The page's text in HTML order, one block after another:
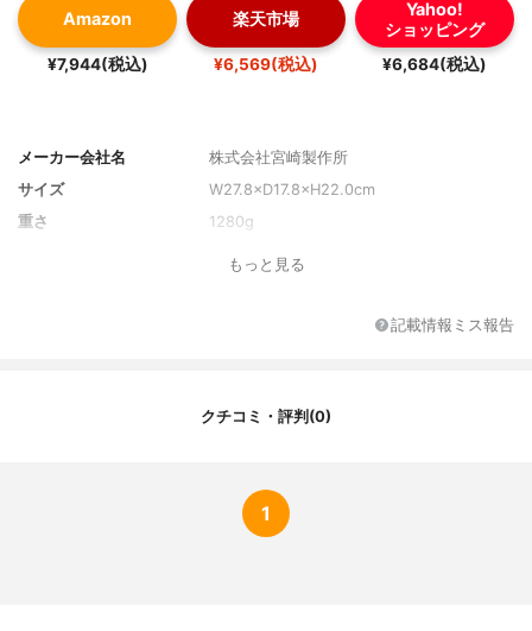
Amazon
¥7,944(税込)
楽天市場
¥6,569(税込)
Yahoo!
ショッピング
¥6,684(税込)
メーカー会社名
株式会社宮崎製作所
サイズ
W27.8×D17.8×H22.0cm
重さ
1280g
もっと見る
記載情報ミス報告
クチコミ・評判(0)
1